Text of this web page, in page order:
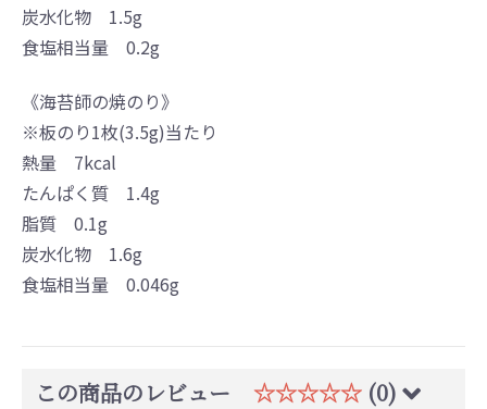
炭水化物 1.5g
食塩相当量 0.2g
《海苔師の焼のり》
※板のり1枚(3.5g)当たり
熱量 7kcal
たんぱく質 1.4g
脂質 0.1g
炭水化物 1.6g
食塩相当量 0.046g
この商品のレビュー ☆☆☆☆☆ (0)